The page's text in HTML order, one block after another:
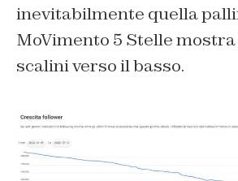
inevitabilmente quella
MoVimento 5 Stelle
scalini verso il basso.